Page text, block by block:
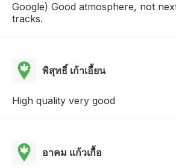
Google) Good atmosphere, not
tracks.
พิสุทธิ์ เก้าเอี้ยน
High quality very good
อาคม แก้วเกื้อ